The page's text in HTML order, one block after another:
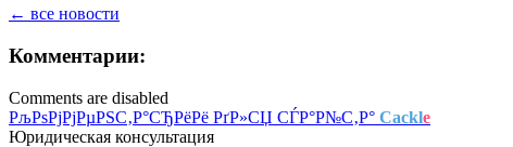
← все новости
Комментарии:
Comments are disabled
РљРѕРјРјРµРЅС‚Р°СЂРёРё РґР»СЏ СЃР°Р№С‚Р° Cackle
Юридическая консультация